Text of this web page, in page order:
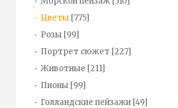
Цветы [775]
Розы [99]
Портрет сюжет [227]
Животные [211]
Пионы [99]
Голландские пейзажи [49]